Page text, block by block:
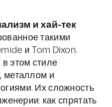
и хай-тек
такими
и Tom Dixon.
в этом стиле
металлом и
Их сложность
как спрятать